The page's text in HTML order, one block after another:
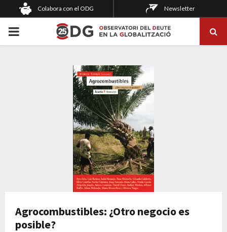
Colabora con el ODG Newsletter
PRIMARY
Agrocombustibles: ¿Otro negocio es
posible?